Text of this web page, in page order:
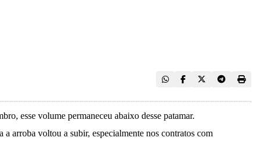
esse volume permaneceu abaixo desse patamar.
arroba voltou a subir, especialmente nos contratos com